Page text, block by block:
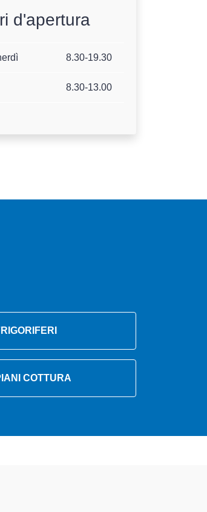
d'apertura
8.30-19.30
8.30-13.00
COTTURA